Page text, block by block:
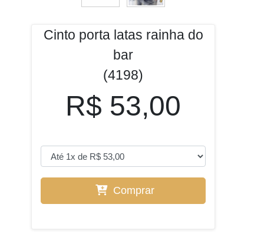
Cinto porta latas rainha do
bar
(4198)
R$ 53,00
Comprar